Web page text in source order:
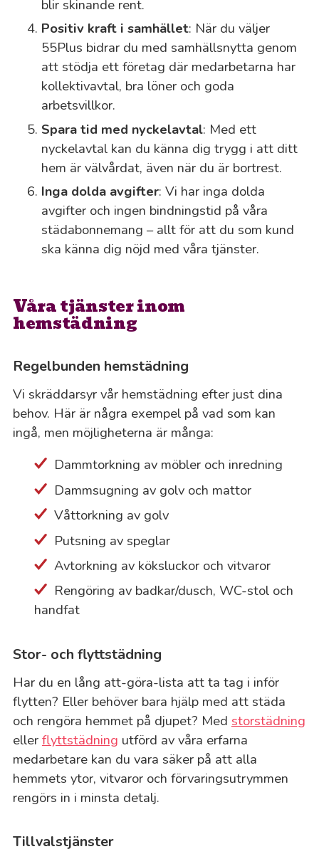
blir skinande rent.
Positiv kraft i samhället: När du väljer
55Plus bidrar du med samhällsnytta genom
att stödja ett företag där medarbetarna har
kollektivavtal, bra löner och goda
arbetsvillkor.
Spara tid med nyckelavtal: Med ett
nyckelavtal kan du känna dig trygg i att ditt
hem är välvårdat, även när du är bortrest.
Inga dolda avgifter: Vi har inga dolda
avgifter och ingen bindningstid på våra
städabonnemang – allt för att du som kund
ska känna dig nöjd med våra tjänster.
Våra tjänster inom
hemstädning
Regelbunden hemstädning
Vi skräddarsyr vår hemstädning efter just dina
behov. Här är några exempel på vad som kan
ingå, men möjligheterna är många:
Dammtorkning av möbler och inredning
Dammsugning av golv och mattor
Våttorkning av golv
Putsning av speglar
Avtorkning av köksluckor och vitvaror
Rengöring av badkar/dusch, WC-stol och
handfat
Stor- och flyttstädning
Har du en lång att-göra-lista att ta tag i inför
flytten? Eller behöver bara hjälp med att städa
och rengöra hemmet på djupet? Med storstädning
eller flyttstädning utförd av våra erfarna
medarbetare kan du vara säker på att alla
hemmets ytor, vitvaror och förvaringsutrymmen
rengörs in i minsta detalj.
Tillvalstjänster